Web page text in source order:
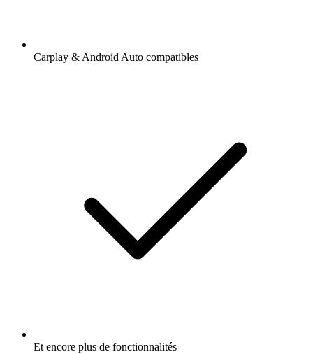
Carplay & Android Auto compatibles
Et encore plus de fonctionnalités